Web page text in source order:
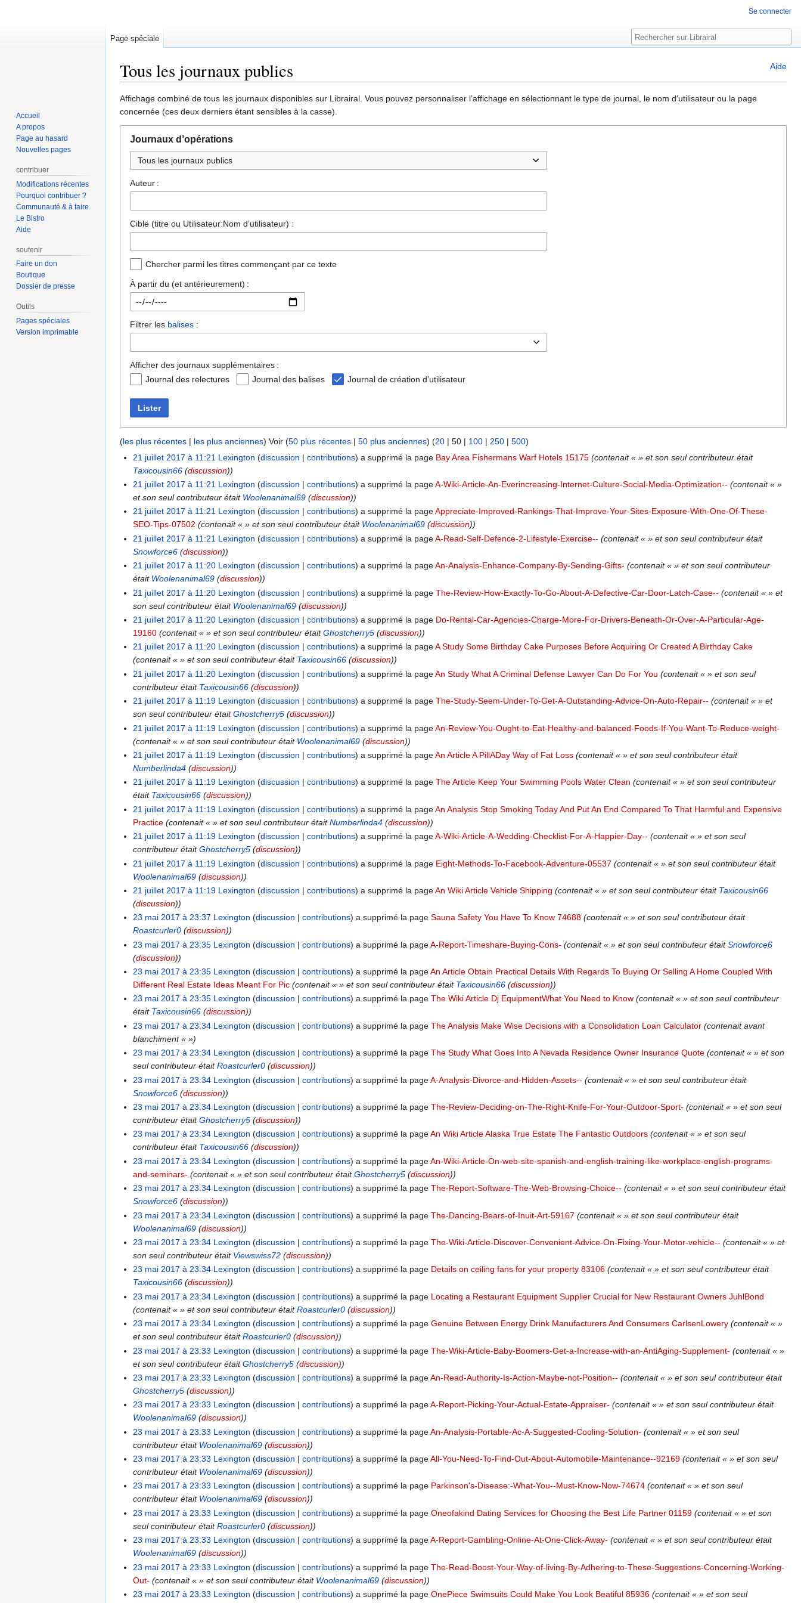
Aide
Tous les journaux publics
Aller
à
la
navigation
Aller
à
la
recherche
Affichage combiné de tous les journaux disponibles sur Librairal. Vous pouvez personnaliser l’affichage en sélectionnant le type de journal, le nom d’utilisateur ou la page
concernée (ces deux derniers étant sensibles à la casse).
Journaux d’opérations
Auteur :
Cible (titre ou Utilisateur:Nom d’utilisateur) :
Chercher parmi les titres commençant par ce texte
À partir du (et antérieurement) :
Filtrer les balises :
Afficher des journaux supplémentaires :
Journal des relectures
Journal des balises Journal de création d’utilisateur
Lister
(les plus récentes | les plus anciennes) Voir (50 plus récentes | 50 plus anciennes) (20 | 50 | 100 | 250 | 500)
21 juillet 2017 à 11:21 Lexington discussion contributions a supprimé la page Bay Area Fishermans Warf Hotels 15175 (contenait « » et son seul contributeur était
Taxicousin66 (discussion))
21 juillet 2017 à 11:21 Lexington discussion contributions a supprimé la pageA-Wiki-Article-An-Everincreasing-Internet-Culture-Social-Media-Optimization-- (contenait « »
et son seul contributeur était Woolenanimal69 (discussion))
21 juillet 2017 à 11:21 Lexington discussion contributions a supprimé la pageAppreciate-Improved-Rankings-That-Improve-Your-Sites-Exposure-With-One-Of-These-
SEO-Tips-07502 (contenait « » et son seul contributeur était Woolenanimal69 (discussion))
21 juillet 2017 à 11:21 Lexington discussion contributions a supprimé la pageA-Read-Self-Defence-2-Lifestyle-Exercise-- (contenait « » et son seul contributeur était
Snowforce6 (discussion))
21 juillet 2017 à 11:20 Lexington discussion contributions a supprimé la pageAn-Analysis-Enhance-Company-By-Sending-Gifts- (contenait « » et son seul contributeur
était Woolenanimal69 (discussion))
21 juillet 2017 à 11:20 Lexington discussion contributions a supprimé la pageThe-Review-How-Exactly-To-Go-About-A-Defective-Car-Door-Latch-Case-- (contenait « » et
son seul contributeur était Woolenanimal69 (discussion))
21 juillet 2017 à 11:20 Lexington discussion contributions a supprimé la page Do-Rental-Car-Agencies-Charge-More-For-Drivers-Beneath-Or-Over-A-Particular-Age-
19160 (contenait « » et son seul contributeur étaitGhostcherry5 (discussion))
21 juillet 2017 à 11:20 Lexington discussion contributions a supprimé la pageA Study Some Birthday Cake Purposes Before Acquiring Or Created A Birthday Cake
(contenait « » et son seul contributeur était Taxicousin66 (discussion))
21 juillet 2017 à 11:20 Lexington discussion contributions a supprimé la pageAn Study What A Criminal Defense Lawyer Can Do For You (contenait « » et son seul
contributeur était Taxicousin66 (discussion))
21 juillet 2017 à 11:19 Lexington discussion contributions a supprimé la pageThe-Study-Seem-Under-To-Get-A-Outstanding-Advice-On-Auto-Repair-- (contenait « » et
son seul contributeur étaitGhostcherry5 (discussion))
21 juillet 2017 à 11:19 Lexington discussion contributions a supprimé la pageAn-Review-You-Ought-to-Eat-Healthy-and-balanced-Foods-If-You-Want-To-Reduce-weight-
(contenait « » et son seul contributeur était Woolenanimal69 (discussion))
21 juillet 2017 à 11:19 Lexington discussion contributions a supprimé la pageAn Article A PillADay Way of Fat Loss (contenait « » et son seul contributeur était
Numberlinda4 (discussion))
21 juillet 2017 à 11:19 Lexington discussion contributions a supprimé la pageThe Article Keep Your Swimming Pools Water Clean (contenait « » et son seul contributeur
était Taxicousin66 (discussion))
21 juillet 2017 à 11:19 Lexington discussion contributions a supprimé la pageAn Analysis Stop Smoking Today And Put An End Compared To That Harmful and Expensive
Practice (contenait « » et son seul contributeur étaitNumberlinda4 (discussion))
21 juillet 2017 à 11:19 Lexington discussion contributions a supprimé la pageA-Wiki-Article-A-Wedding-Checklist-For-A-Happier-Day-- (contenait « » et son seul
contributeur étaitGhostcherry5 (discussion))
21 juillet 2017 à 11:19 Lexington discussion contributions a supprimé la page Eight-Methods-To-Facebook-Adventure-05537 (contenait « » et son seul contributeur était
Woolenanimal69 (discussion))
21 juillet 2017 à 11:19 Lexington discussion contributions a supprimé la pageAn Wiki Article Vehicle Shipping (contenait « » et son seul contributeur était Taxicousin66
(discussion))
23 mai 2017 à 23:37 Lexington discussion contributions a supprimé la pageSauna Safety You Have To Know 74688 (contenait « » et son seul contributeur était
Roastcurler0 (discussion))
23 mai 2017 à 23:35 Lexington discussion contributions a supprimé la pageA-Report-Timeshare-Buying-Cons- (contenait « » et son seul contributeur étaitSnowforce6
(discussion))
23 mai 2017 à 23:35 Lexington discussion contributions a supprimé la pageAn Article Obtain Practical Details With Regards To Buying Or Selling A Home Coupled With
Different Real Estate Ideas Meant For Pic (contenait « » et son seul contributeur était Taxicousin66 (discussion))
23 mai 2017 à 23:35 Lexington discussion contributions a supprimé la pageThe Wiki Article Dj EquipmentWhat You Need to Know (contenait « » et son seul contributeur
était Taxicousin66 (discussion))
23 mai 2017 à 23:34 Lexington discussion contributions a supprimé la pageThe Analysis Make Wise Decisions with a Consolidation Loan Calculator (contenait avant
blanchiment « »)
23 mai 2017 à 23:34 Lexington discussion contributions a supprimé la pageThe Study What Goes Into A Nevada Residence Owner Insurance Quote (contenait « » et son
seul contributeur étaitRoastcurler0 (discussion))
23 mai 2017 à 23:34 Lexington discussion contributions a supprimé la pageA-Analysis-Divorce-and-Hidden-Assets-- (contenait « » et son seul contributeur était
Snowforce6 (discussion))
23 mai 2017 à 23:34 Lexington discussion contributions a supprimé la pageThe-Review-Deciding-on-The-Right-Knife-For-Your-Outdoor-Sport- (contenait « » et son seul
contributeur étaitGhostcherry5 (discussion))
23 mai 2017 à 23:34 Lexington discussion contributions a supprimé la pageAn Wiki Article Alaska True Estate The Fantastic Outdoors (contenait « » et son seul
contributeur était Taxicousin66 (discussion))
23 mai 2017 à 23:34 Lexington discussion contributions a supprimé la pageAn-Wiki-Article-On-web-site-spanish-and-english-training-like-workplace-english-programs-
and-seminars- (contenait « » et son seul contributeur étaitGhostcherry5 (discussion))
23 mai 2017 à 23:34 Lexington discussion contributions a supprimé la pageThe-Report-Software-The-Web-Browsing-Choice-- (contenait « » et son seul contributeur était
Snowforce6 (discussion))
23 mai 2017 à 23:34 Lexington discussion contributions a supprimé la pageThe-Dancing-Bears-of-Inuit-Art-59167 (contenait « » et son seul contributeur était
Woolenanimal69 (discussion))
23 mai 2017 à 23:34 Lexington discussion contributions a supprimé la pageThe-Wiki-Article-Discover-Convenient-Advice-On-Fixing-Your-Motor-vehicle-- (contenait « » et
son seul contributeur était Viewswiss72 (discussion))
23 mai 2017 à 23:34 Lexington discussion contributions a supprimé la page Details on ceiling fans for your property 83106 (contenait « » et son seul contributeur était
Taxicousin66 (discussion))
23 mai 2017 à 23:34 Lexington discussion contributions a supprimé la page Locating a Restaurant Equipment Supplier Crucial for New Restaurant Owners JuhlBond
(contenait « » et son seul contributeur étaitRoastcurler0 (discussion))
23 mai 2017 à 23:34 Lexington discussion contributions a supprimé la pageGenuine Between Energy Drink Manufacturers And Consumers CarlsenLowery (contenait « »
et son seul contributeur étaitRoastcurler0 (discussion))
23 mai 2017 à 23:33 Lexington discussion contributions a supprimé la pageThe-Wiki-Article-Baby-Boomers-Get-a-Increase-with-an-AntiAging-Supplement- (contenait « »
et son seul contributeur étaitGhostcherry5 (discussion))
23 mai 2017 à 23:33 Lexington discussion contributions a supprimé la pageAn-Read-Authority-Is-Action-Maybe-not-Position-- (contenait « » et son seul contributeur était
Ghostcherry5 (discussion))
23 mai 2017 à 23:33 Lexington discussion contributions a supprimé la pageA-Report-Picking-Your-Actual-Estate-Appraiser- (contenait « » et son seul contributeur était
Woolenanimal69 (discussion))
23 mai 2017 à 23:33 Lexington discussion contributions a supprimé la pageAn-Analysis-Portable-Ac-A-Suggested-Cooling-Solution- (contenait « » et son seul
contributeur était Woolenanimal69 (discussion))
23 mai 2017 à 23:33 Lexington discussion contributions a supprimé la pageAll-You-Need-To-Find-Out-About-Automobile-Maintenance--92169 (contenait « » et son seul
contributeur était Woolenanimal69 (discussion))
23 mai 2017 à 23:33 Lexington discussion contributions a supprimé la page Parkinson's-Disease:-What-You--Must-Know-Now-74674 (contenait « » et son seul
contributeur était Woolenanimal69 (discussion))
23 mai 2017 à 23:33 Lexington discussion contributions a supprimé la pageOneofakind Dating Services for Choosing the Best Life Partner 01159 (contenait « » et son
seul contributeur étaitRoastcurler0 (discussion))
23 mai 2017 à 23:33 Lexington discussion contributions a supprimé la pageA-Report-Gambling-Online-At-One-Click-Away- (contenait « » et son seul contributeur était
Woolenanimal69 (discussion))
23 mai 2017 à 23:33 Lexington discussion contributions a supprimé la pageThe-Read-Boost-Your-Way-of-living-By-Adhering-to-These-Suggestions-Concerning-Working-
Out- (contenait « » et son seul contributeur était Woolenanimal69 (discussion))
23 mai 2017 à 23:33 Lexington discussion contributions a supprimé la pageOnePiece Swimsuits Could Make You Look Beatiful 85936 (contenait « » et son seul
Se connecter
Page spéciale Rechercher
Accueil
A propos
Page au hasard
Nouvelles pages
contribuer
Modifications récentes
Pourquoi contribuer ?
Communauté & à faire
Le Bistro
Aide
soutenir
Faire un don
Boutique
Dossier de presse
Outils
Pages spéciales
Version imprimable